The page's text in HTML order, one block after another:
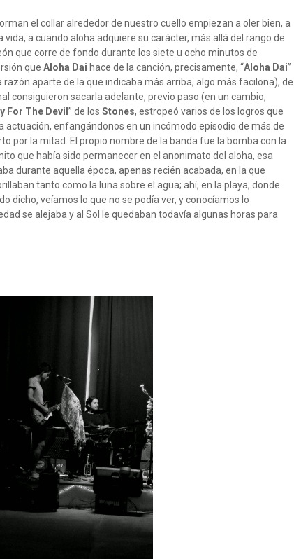
el collar alrededor de nuestro cuello empiezan a oler bien, a
a cuando aloha adquiere su carácter, más allá del rango de
que corre de fondo durante los siete u ocho minutos de
que Aloha Dai hace de la canción, precisamente, “Aloha Dai”
aparte de la que indicaba más arriba, algo más facilona), de
consiguieron sacarla adelante, previo paso (en un cambio,
For The Devil ” de los Stones, estropeó varios de los logros que
actuación, enfangándonos en un incómodo episodio de más de
por la mitad. El propio nombre de la banda fue la bomba con la
que había sido permanecer en el anonimato del aloha, esa
durante aquella época, apenas recién acabada, en la que
tanto como la luna sobre el agua; ahí, en la playa, donde
dicho, veíamos lo que no se podía ver, y conocíamos lo
se alejaba y al Sol le quedaban todavía algunas horas para